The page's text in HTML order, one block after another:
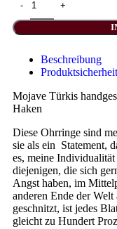
Beschreibung
Produktsicherheit
Mojave Türkis
Haken
Diese Ohrringe sind
sie als ein Statement,
es, meine
diejenigen, die sich
Angst haben, im
anderen Ende der
geschnitzt, ist jedes
gleicht zu Hundert